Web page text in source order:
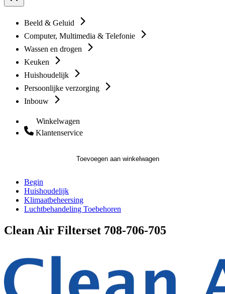
Beeld & Geluid
Computer, Multimedia & Telefonie
Wassen en drogen
Keuken
Huishoudelijk
Persoonlijke verzorging
Inbouw
Winkelwagen
Klantenservice
Toevoegen aan winkelwagen
Begin
Huishoudelijk
Klimaatbeheersing
Luchtbehandeling Toebehoren
Clean Air Filterset 708-706-705